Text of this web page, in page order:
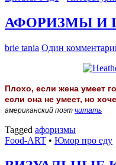
АФОРИЗМЫ И
brie tania Один
Плохо, если жена умеет
если она не умеет, но
американский поэт читать
Tagged афоризмы
Food-ART • Юмор про еду